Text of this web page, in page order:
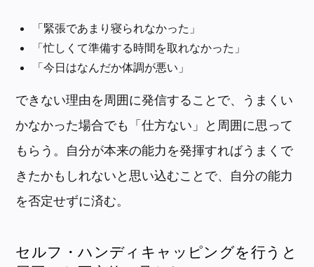
「緊張であまり寝られなかった」
「忙しくて準備する時間を取れなかった」
「今日はなんだか体調が悪い」
できない理由を周囲に発信することで、うまくい
かなかった場合でも「仕方ない」と周囲に思って
もらう。自分が本来の能力を発揮すればうまくで
きたかもしれないと思い込むことで、自分の能力
を否定せずに済む。
セルフ・ハンディキャッピングを行うと